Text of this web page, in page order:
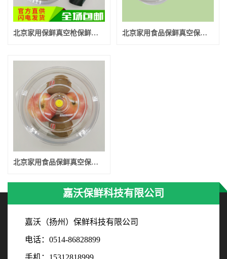
北京家用保鲜真空枪保鲜碗套装 北京家用食品保鲜真空保鲜碗
北京家用食品保鲜真空保鲜碗
嘉沃保鲜科技有限公司
嘉沃（扬州）保鲜科技有限公司
电话：0514-86828899
手机：15312818999